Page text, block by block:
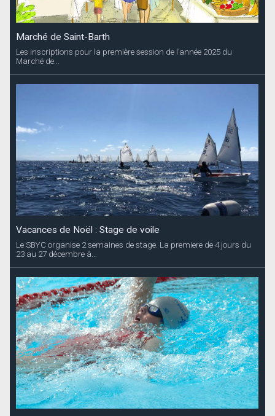
Marché de Saint-Barth
Les inscriptions pour la première session de l’année 2025 du
Marché de...
Vacances de Noël : Stage de voile
Le SBYC organise 2 semaines de stage. La premiere de 4 jours du
23 au 27 décembre à...